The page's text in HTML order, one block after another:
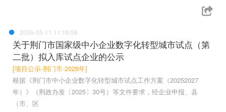
2026-05-11 11:16:58
关于荆门市国家级中小企业数字化转型城市试点（第
二批）拟入库试点企业的公示
[项目公示-荆门市-2026年]
根据《荆门市中小企业数字化转型城市试点工作方案（20252027
年）》（荆政办发〔2025〕30号）等文件要求，经企业申报、县
（市、区